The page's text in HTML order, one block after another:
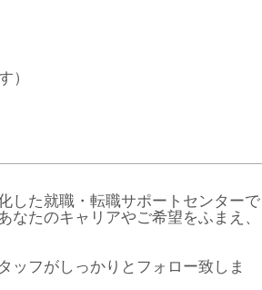
）
した就職・転職サポートセンターで
たのキャリアやご希望をふまえ、
ッフがしっかりとフォロー致しま